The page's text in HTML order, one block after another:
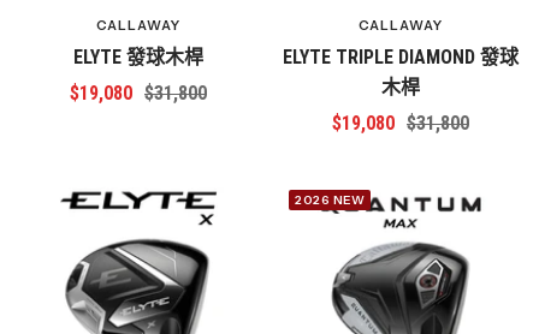
CALLAWAY
ELYTE 發球木桿
特
$19,080 原
$31,800
CALLAWAY
ELYTE TRIPLE DIAMOND 發球
木桿
特
$19,080 原
$31,800
2026 NEW